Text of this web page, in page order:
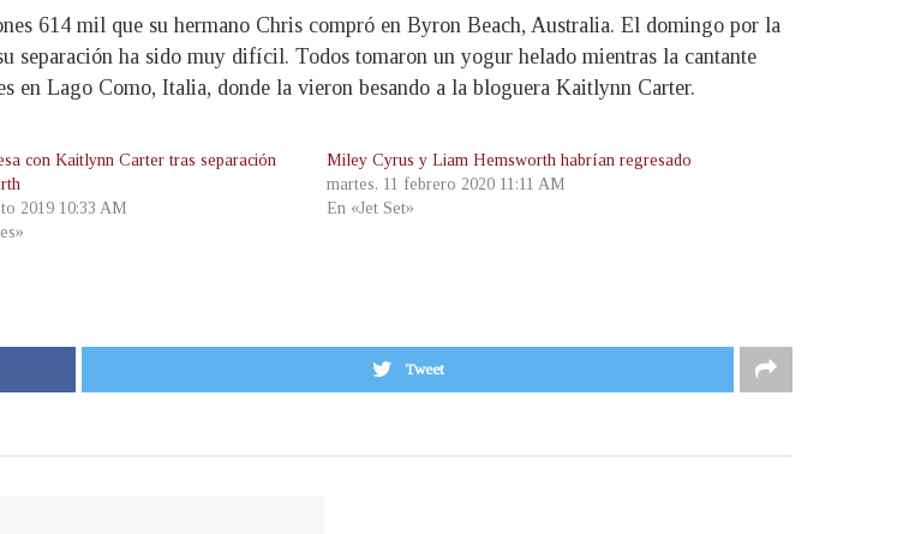
614 mil que su hermano Chris compró en Byron Beach, Australia. El domingo por la
separación ha sido muy difícil. Todos tomaron un yogur helado mientras la cantante
en Lago Como, Italia, donde la vieron besando a la bloguera Kaitlynn Carter.
con Kaitlynn Carter tras separación
2019 10:33 AM
Miley Cyrus y Liam Hemsworth habrían regresado
martes, 11 febrero 2020 11:11 AM
En «Jet Set»
Tweet